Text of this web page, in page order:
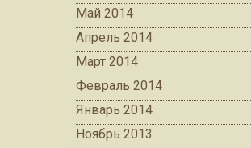
Май 2014
Апрель 2014
Март 2014
Февраль 2014
Январь 2014
Ноябрь 2013